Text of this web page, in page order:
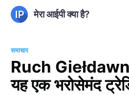
मेरा आईपी क्या है?
समाचार
Ruch
यह एक भरोसेमंद